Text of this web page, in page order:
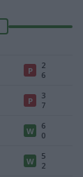
P
2
6
P
3
7
W
6
0
W
5
2